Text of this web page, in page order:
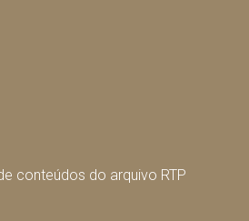
conteúdos do arquivo RTP